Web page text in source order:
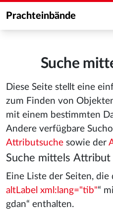
Prachteinbände
Suche
Diese Seite stellt eine
zum Finden von
mit einem bestimmten
Andere verfügbare
Attributsuche sowie der
Suche mittels Attribut
Eine Liste der Seiten, die
altLabel xml:lang="tib"“
gdan“ enthalten.